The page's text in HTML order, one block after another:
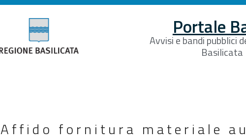
Portale
Avvisi e bandi pubblici
Basilicata
Affido fornitura materiale